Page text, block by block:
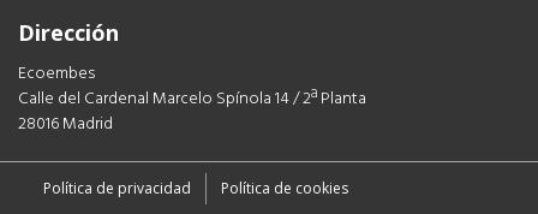
Dirección
Ecoembes
Calle del Cardenal Marcelo Spínola 14 / 2ª Planta
28016 Madrid
Política de privacidad Política de cookies